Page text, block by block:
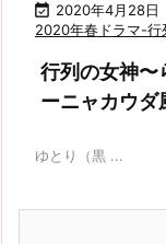
 2020年4月28日
2020年春ドラマ-行
行列の女神〜
ーニャカウダ
ゆとり（黒 ...